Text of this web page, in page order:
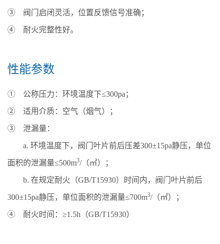
③ 阀门启闭灵活，位置反馈信号准确；
④ 耐火完整性好。
性能参数
① 公称压力：环境温度下≤300pa；
② 适用介质：空气（烟气）；
③ 泄漏量：
a. 环境温度下，阀门叶片前后压差300±15pa静压，单位
面积的泄漏量≤500m3/（㎡）；
b. 在规定耐火（GB/T15930）时间内，阀门叶片前后
300±15pa静压，单位面积的泄漏量≤700m3/（㎡）；
④ 耐火时间：≥1.5h（GB/T15930）